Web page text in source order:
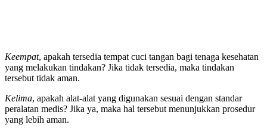
Keempat, apakah tersedia tempat cuci tangan bagi tenaga kesehatan
yang melakukan tindakan? Jika tidak tersedia, maka tindakan
tersebut tidak aman.
Kelima, apakah alat-alat yang digunakan sesuai dengan standar
peralatan medis? Jika ya, maka hal tersebut menunjukkan prosedur
yang lebih aman.